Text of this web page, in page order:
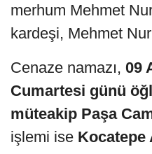
merhum Mehmet
kardeşi, Mehmet
Cenaze namazı, 09
Cumartesi günü
müteakip Paşa
işlemi ise Kocatepe